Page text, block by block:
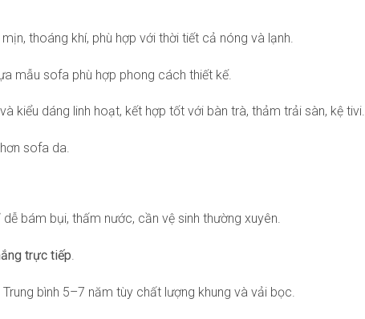
thoáng khí, phù hợp với thời tiết cả nóng và lạnh.
mẫu sofa phù hợp phong cách thiết kế.
kiểu dáng linh hoạt, kết hợp tốt với bàn trà, thảm trải sàn, kệ tivi.
sofa da.
dễ bám bụi, thấm nước, cần vệ sinh thường xuyên.
trực tiếp
Trung bình 5–7 năm tùy chất lượng khung và vải bọc.